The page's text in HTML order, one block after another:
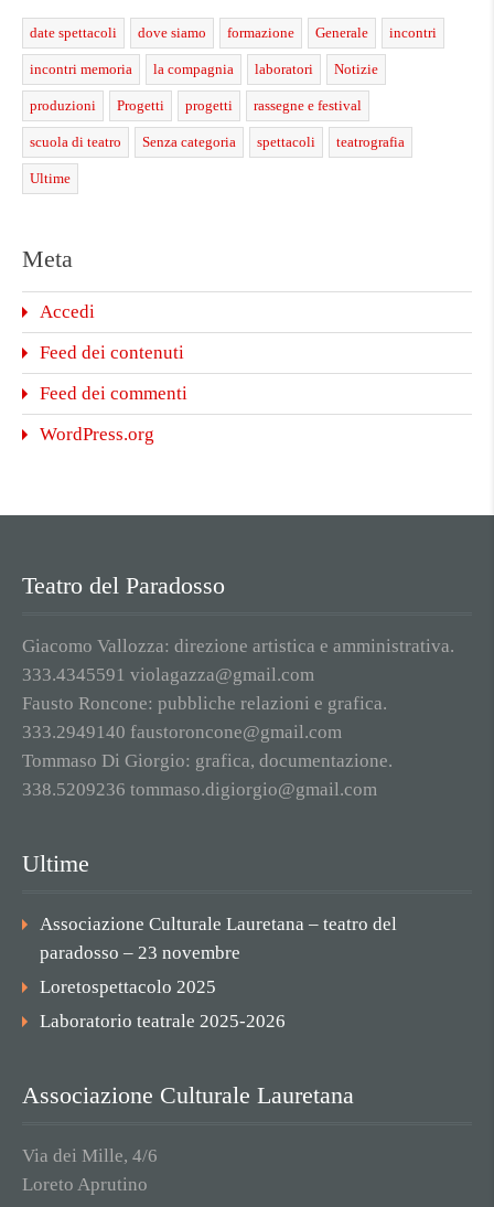
date spettacoli dove siamo formazione Generale incontri
incontri memoria la compagnia laboratori Notizie
produzioni Progetti progetti rassegne e festival
scuola di teatro Senza categoria spettacoli teatrografia
Ultime
Meta
Accedi
Feed dei contenuti
Feed dei commenti
WordPress.org
Teatro del Paradosso
Giacomo Vallozza: direzione artistica e amministrativa.
333.4345591 violagazza@gmail.com
Fausto Roncone: pubbliche relazioni e grafica.
333.2949140 faustoroncone@gmail.com
Tommaso Di Giorgio: grafica, documentazione.
338.5209236 tommaso.digiorgio@gmail.com
Ultime
Associazione Culturale Lauretana – teatro del
paradosso – 23 novembre
Loretospettacolo 2025
Laboratorio teatrale 2025-2026
Associazione Culturale Lauretana
Via dei Mille, 4/6
Loreto Aprutino